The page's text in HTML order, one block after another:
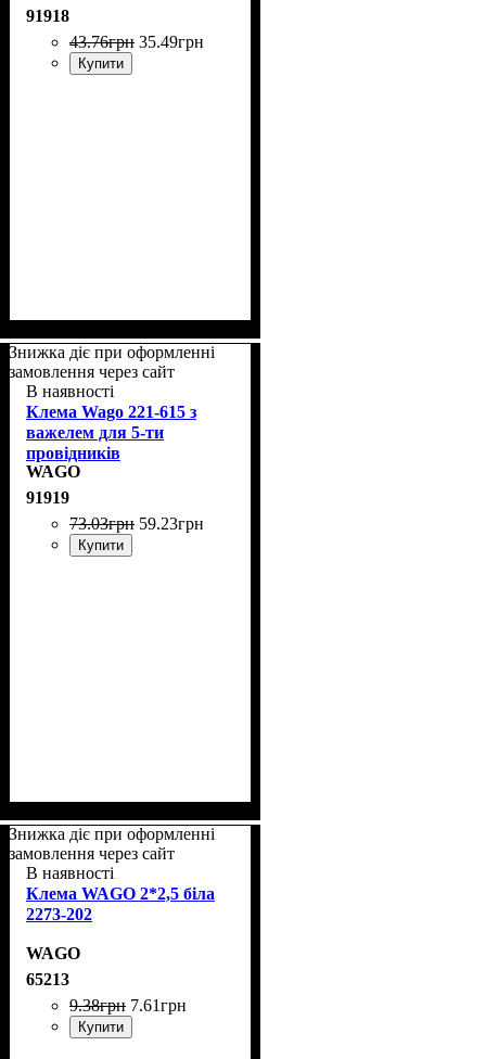
91918
43.76грн 35.49грн
Купити
Знижка діє при оформленні
замовлення через сайт
В наявності
Клема Wago 221-615 з
важелем для 5-ти
провідників
WAGO
91919
73.03грн 59.23грн
Купити
Знижка діє при оформленні
замовлення через сайт
В наявності
Клема WAGO 2*2,5 біла
2273-202
WAGO
65213
9.38грн 7.61грн
Купити